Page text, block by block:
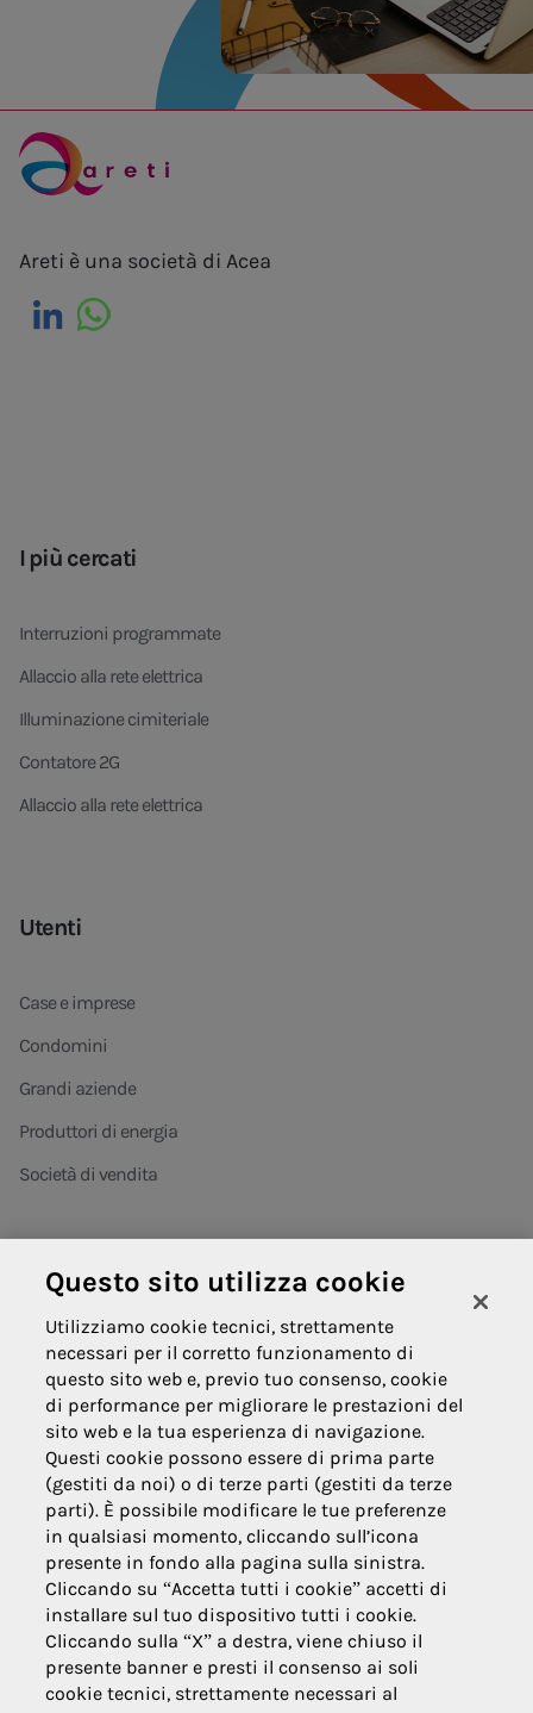
Areti è una società di Acea
I più cercati
Interruzioni programmate
Allaccio alla rete elettrica
Illuminazione cimiteriale
Contatore 2G
Allaccio alla rete elettrica
Utenti
Case e imprese
Condomini
Grandi aziende
Produttori di energia
Società di vendita
Areti
Informativa contrattuale privacy
Domande frequenti
Innovazione
News
Questo sito utilizza cookie
Utilizziamo cookie tecnici, strettamente
necessari per il corretto funzionamento di
questo sito web e, previo tuo consenso, cookie
di performance per migliorare le prestazioni del
sito web e la tua esperienza di navigazione.
Questi cookie possono essere di prima parte
(gestiti da noi) o di terze parti (gestiti da terze
parti). È possibile modificare le tue preferenze
in qualsiasi momento, cliccando sull’icona
presente in fondo alla pagina sulla sinistra.
Cliccando su “Accetta tutti i cookie” accetti di
installare sul tuo dispositivo tutti i cookie.
Cliccando sulla “X” a destra, viene chiuso il
presente banner e presti il consenso ai soli
cookie tecnici, strettamente necessari al